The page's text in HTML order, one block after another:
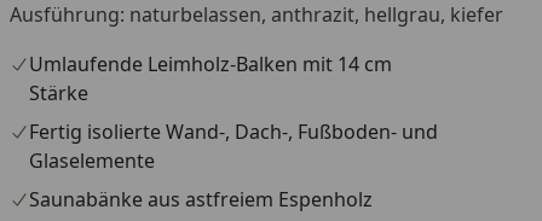
Ausführung: naturbelassen, anthrazit, hellgrau, kiefer
Umlaufende Leimholz-Balken mit 14 cm
Stärke
Fertig isolierte Wand-, Dach-, Fußboden- und
Glaselemente
Saunabänke aus astfreiem Espenholz